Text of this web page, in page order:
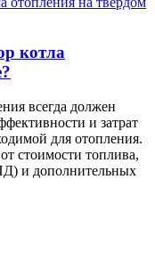
котла
всегда должен
и затрат
для отопления.
стоимости топлива,
и дополнительных